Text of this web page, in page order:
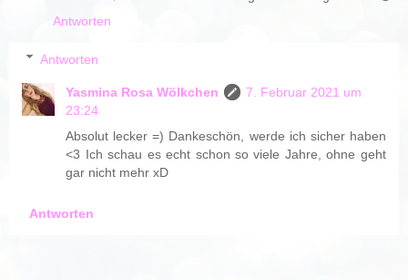
Antworten
Antworten
Yasmina Rosa Wölkchen
7. Februar 2021 um
23:24
Absolut lecker =) Dankeschön, werde ich sicher haben
<3 Ich schau es echt schon so viele Jahre, ohne geht
gar nicht mehr xD
Antworten